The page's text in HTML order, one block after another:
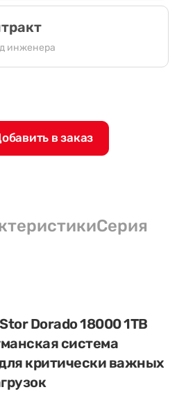
инженера
в заказ
Серия
Dorado 18000 1TB
система
критически важных